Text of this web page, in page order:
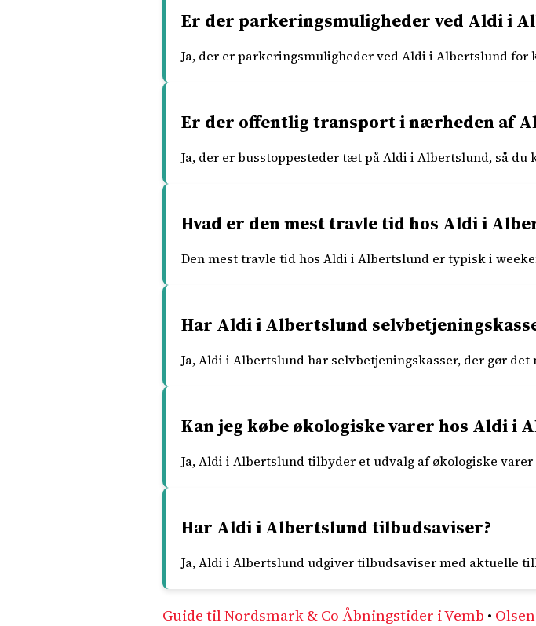
Er der parkeringsmuligheder ved Aldi i
Ja, der er parkeringsmuligheder ved Aldi i Albertslund for
Er der offentlig transport i nærheden af
Ja, der er busstoppesteder tæt på Aldi i Albertslund, så
Hvad er den mest travle tid hos Aldi i
Den mest travle tid hos Aldi i Albertslund er typisk i
Har Aldi i Albertslund
Ja, Aldi i Albertslund har selvbetjeningskasser, der gør
Kan jeg købe økologiske varer hos Aldi i
Ja, Aldi i Albertslund tilbyder et udvalg af økologiske
Har Aldi i Albertslund tilbudsaviser?
Ja, Aldi i Albertslund udgiver tilbudsaviser med aktuelle
Guide til Nordsmark & Co Åbningstider i Vemb •